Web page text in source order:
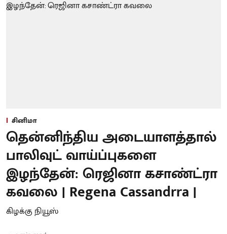
சினிமா
தென்னிந்திய அடையாளத்தால்
பாலிவுட் வாய்ப்புகளை
இழந்தேன்: ரெஜினா கசாண்ட்ரா
கவலை | Regena Cassandrra |
கிழக்கு நியூஸ்